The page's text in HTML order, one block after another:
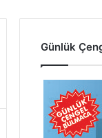
Günlük